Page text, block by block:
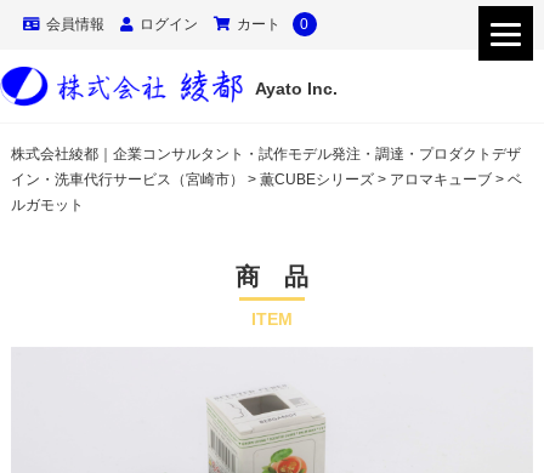
会員情報 ログイン カート 0
Ayato Inc.
株式会社綾都｜企業コンサルタント・試作モデル発注・調達・プロダクトデザ
イン・洗車代行サービス（宮崎市）
> 薫CUBEシリーズ> アロマキューブ> ベ
ルガモット
商 品
ITEM